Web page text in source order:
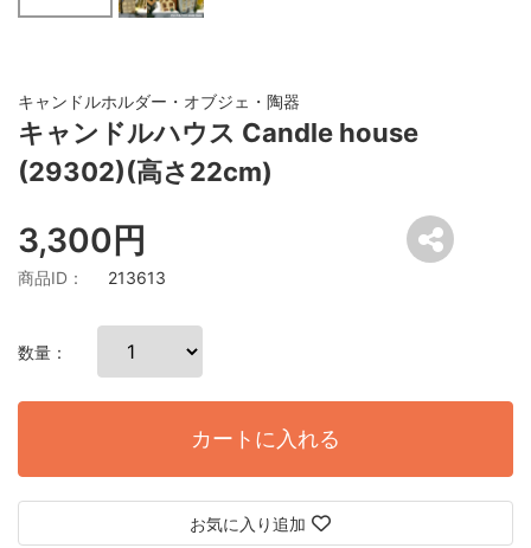
キャンドルホルダー・オブジェ・陶器
キャンドルハウス Candle house
(29302)(高さ22cm)
3,300円
商品ID： 213613
数量：
カートに入れる
お気に入り追加